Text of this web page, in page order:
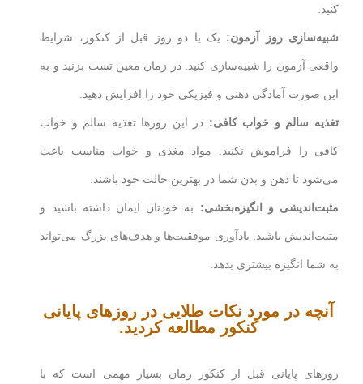
کنید.
شبیه‌سازی روز آزمون: یک یا دو روز قبل از کنکور، شرایط
واقعی آزمون را شبیه‌سازی کنید. در زمان معین تست بزنید و به
این صورت آمادگی ذهنی و فیزیکی خود را افزایش دهید.
تغذیه سالم و خواب کافی: در این روزها تغذیه سالم و خواب
کافی را فراموش نکنید. مواد مغذی و خواب مناسب باعث
می‌شود تا ذهن و بدن شما در بهترین حالت خود باشند.
مثبت‌اندیشی و انگیزه‌بخشی: به خودتان ایمان داشته باشید و
مثبت‌اندیش باشید. یادآوری موفقیت‌ها و هدف‌های بزرگ می‌تواند
به شما انگیزه بیشتری بدهد.
آنچه در مورد نکات طلایی در روزهای پایانی
کنکور مطالعه کردید.
روزهای پایانی قبل از کنکور زمان بسیار مهمی است که با